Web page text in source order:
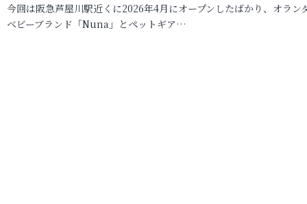
今回は阪急芦屋川駅近くに2026年4月にオープンしたばかり、オラン
ベビーブランド「Nuna」とペットギア…